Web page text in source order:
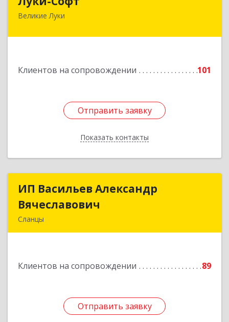
Великие Луки
Клиентов на сопровождении 101
Отправить заявку
Показать контакты
182113, Псковская обл, Великие Луки г,
Отправить заявку
Назад
ИП Васильев Александр
Вячеславович
Сланцы
Клиентов на сопровождении 89
Отправить заявку
ИП Васильев Александр
Подробнее
Отправить заявку